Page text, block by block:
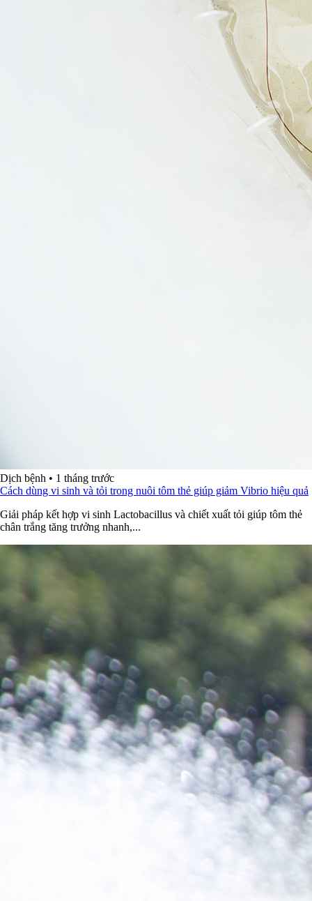
Dịch bệnh • 1 tháng trước
Cách dùng vi sinh và tỏi trong nuôi tôm thẻ giúp giảm Vibrio hiệu quả
Giải pháp kết hợp vi sinh Lactobacillus và chiết xuất tỏi giúp tôm thẻ
chân trắng tăng trưởng nhanh,...